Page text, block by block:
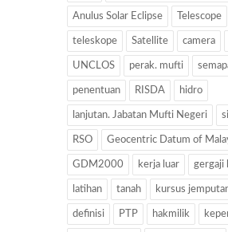
Anulus Solar Eclipse Telescope
teleskope Satellite camera
UNCLOS perak. mufti
penentuan RISDA hidro
lanjutan. Jabatan Mufti Negeri
RSO Geocentric Datum of
GDM2000 kerja luar gergaji
latihan tanah kursus
definisi PTP hakmilik